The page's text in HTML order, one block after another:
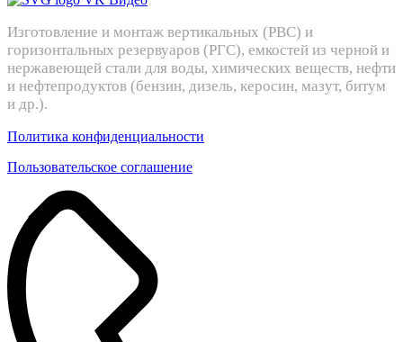
Изготовление и монтаж вертикальных (РВС) и
горизонтальных резервуаров (РГС), емкостей из черной и
нержавеющей стали для воды, химических веществ, нефти
и нефтепродуктов (бензин, дизель, керосин, мазут, битум
и др.).
Политика конфиденциальности
Пользовательское соглашение